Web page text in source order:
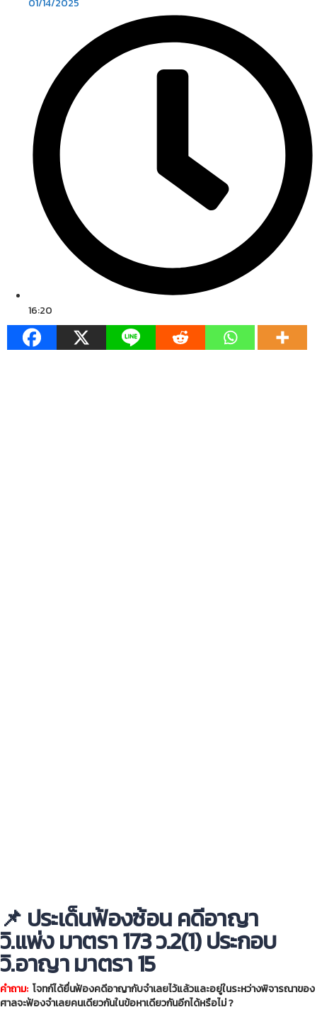
01/14/2025
16:20
📌 ประเด็นฟ้องซ้อน คดีอาญา
วิ.แพ่ง มาตรา 173 ว.2(1) ประกอบ
วิ.อาญา มาตรา 15
คำถาม: โจทก์ได้ยื่นฟ้องคดีอาญากับจำเลยไว้แล้วและอยู่ในระหว่างพิจารณาของ
ศาลจะฟ้องจำเลยคนเดียวกันในข้อหาเดียวกันอีกได้หรือไม่ ?